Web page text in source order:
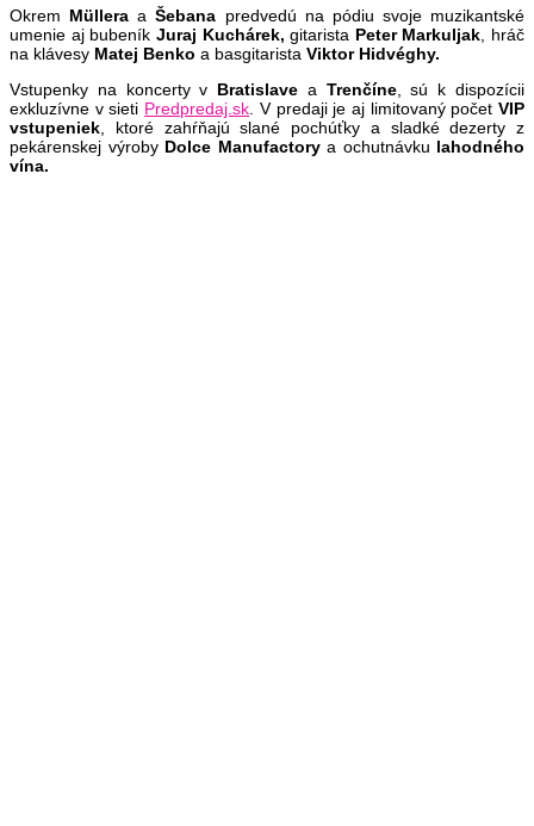
Okrem Müllera aŠebana predvedú na pódiu svoje muzikantské
umenie aj bubeník Juraj Kuchárek, gitarista Peter Markuljak , hráč
na klávesy Matej Benko a basgitarista Viktor Hidvéghy.
Vstupenky na koncerty v Bratislave a Trenčíne, sú k dispozícii
exkluzívne v sieti Predpredaj.sk . V predaji je aj limitovaný početVIP
vstupeniek , ktoré zahŕňajú slané pochúťky a sladké dezerty z
pekárenskej výroby Dolce Manufactorya ochutnávku lahodného
vína.